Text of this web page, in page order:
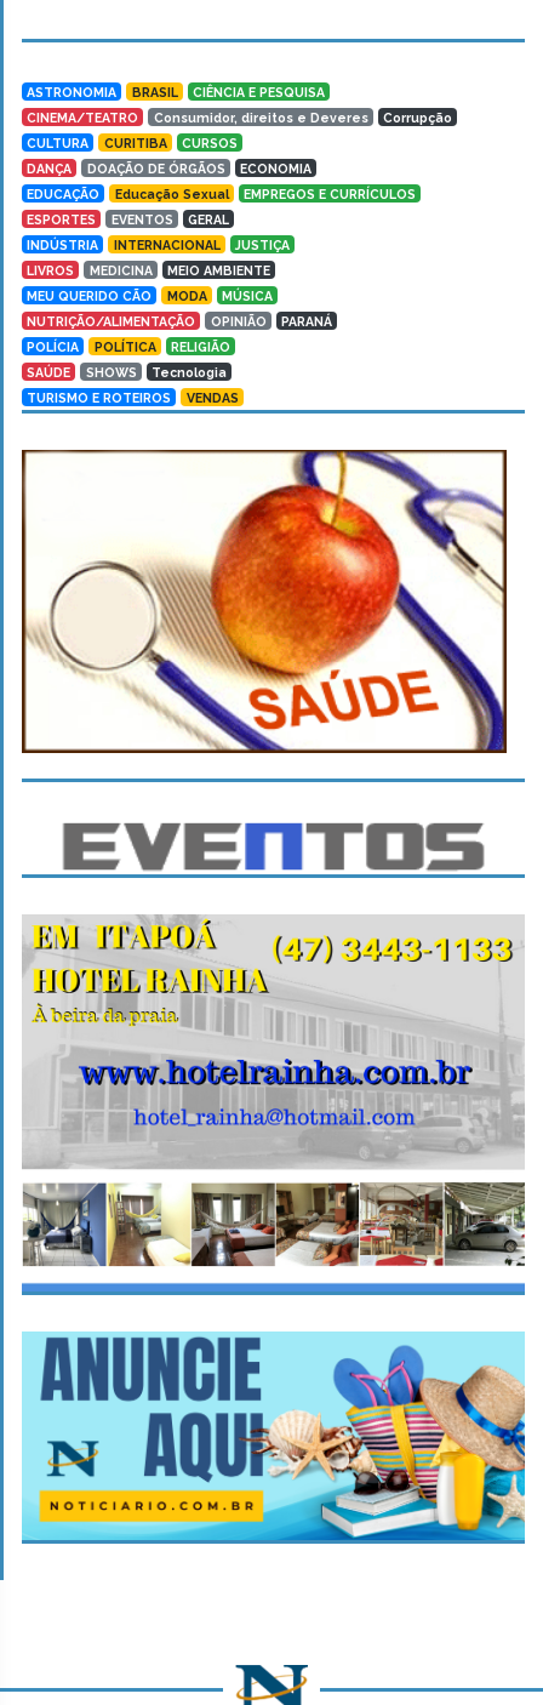
ASTRONOMIA BRASIL
CIÊNCIA E PESQUISA
CINEMA/TEATRO
Consumidor, direitos e Deveres
Corrupção
CULTURA
CURITIBA
CURSOS
DANÇA
DOAÇÃO DE ÓRGÃOS
ECONOMIA
EDUCAÇÃO
Educação Sexual
EMPREGOS E CURRÍCULOS
ESPORTES
EVENTOS
GERAL
INDÚSTRIA
INTERNACIONAL
JUSTIÇA
LIVROS
MEDICINA
MEIO AMBIENTE
MEU QUERIDO CÃO
MODA
MÚSICA
NUTRIÇÃO/ALIMENTAÇÃO
OPINIÃO
PARANÁ
POLÍCIA
POLÍTICA
RELIGIÃO
SAÚDE
SHOWS
Tecnologia
TURISMO E ROTEIROS
VENDAS